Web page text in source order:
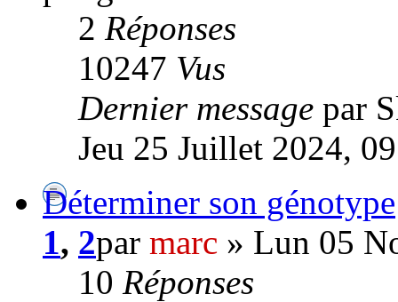
2 Réponses
10247 Vus
Dernier message par
Jeu 25 Juillet 2024,
Déterminer son génotype
1, 2par marc » Lun 05
10 Réponses